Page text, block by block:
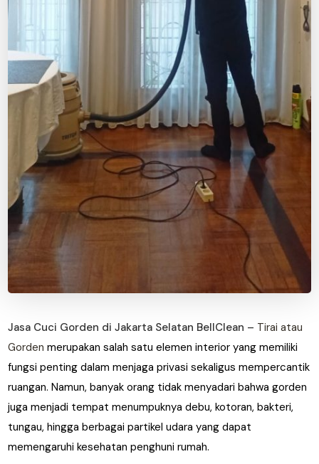
Jasa Cuci Gorden di Jakarta Selatan BellClean – Tirai atau
Gorden merupakan salah satu elemen interior yang memiliki
fungsi penting dalam menjaga privasi sekaligus mempercantik
ruangan. Namun, banyak orang tidak menyadari bahwa gorden
juga menjadi tempat menumpuknya debu, kotoran, bakteri,
tungau, hingga berbagai partikel udara yang dapat
memengaruhi kesehatan penghuni rumah.